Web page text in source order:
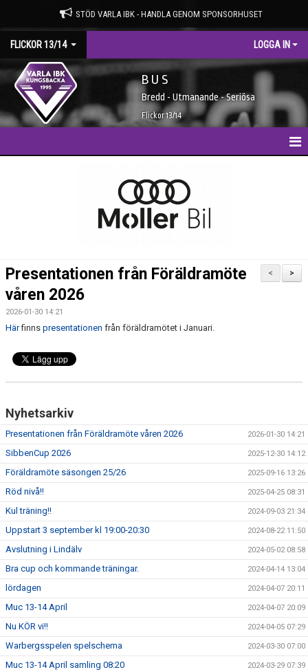
STÖD VARLA IBK - HANDLA GENOM SPONSORHUSET
FLICKOR 13/14 LOGGA IN
B U S
Bredd - Utmanande - Seriösa
Flickor 13/14
TRUPPEN
BILDGALLERI
>
<
Presentationen från Föräldramöte
våren 2026
2026-01-30 14:21
Härfinns presentationen från föräldramötet i Januari.
Nyhetsarkiv
Presentationen från Föräldramöte våren 2026 2026-01-30 14:21
SibbenCup 2026 2025-12-30 14:12
Föräldramöte säsongen 25/26 2025-09-16 13:26
Röd nivå!! 2025-04-25 08:31
Kul träning!! 2024-09-03 21:34
Uppstart 3 september kl 19:00-20:30 2024-08-22 11:50
Avslutning i Lindälv 2024-05-02 08:58
Bra cup och kommande träningar. 2024-04-14 13:04
lördagen 2024-04-07 20:11
Muc 13-14 April 2024-04-07 20:09
Nu KÖR vi!! 2024-04-05 07:29
Warbergsspelen spelschema 2024-03-30 07:00
Muc 13-14 April samling 08:20 2024-03-29 07:39